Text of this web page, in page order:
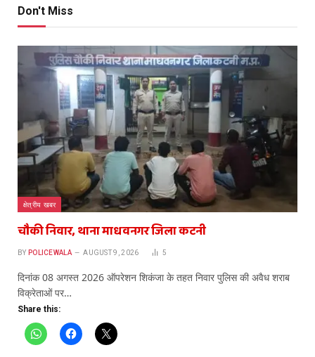
Don't Miss
क्षेत्रीय खबर
चौकी निवार, थाना माधवनगर जिला कटनी
BY POLICEWALA AUGUST 9, 2026 5
दिनांक 08 अगस्त 2026 ऑपरेशन शिकंजा के तहत निवार पुलिस की अवैध शराब
विक्रेताओं पर…
Share this: